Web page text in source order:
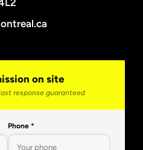
on site
response guaranteed
Phone *